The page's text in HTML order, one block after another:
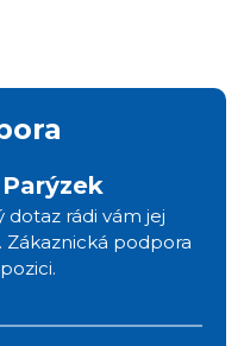
dotaz rádi vám jej
Zákaznická podpora